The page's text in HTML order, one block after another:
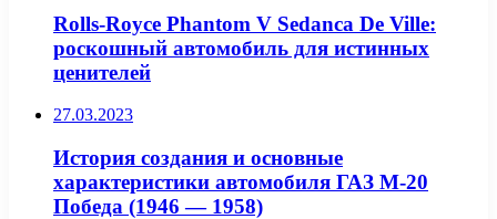
Rolls-Royce Phantom V Sedanca De Ville:
роскошный автомобиль для истинных
ценителей
27.03.2023
История создания и основные
характеристики автомобиля ГАЗ М-20
Победа (1946 — 1958)